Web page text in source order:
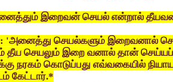
இறைவன் செயல் என்றால்
'அனைத்து செயல்களும் இறைவனால்
தீய செயலும் இறை வனால் தான்
நரகம் கொடுப்பது எவ்வகையில்
கேட்டார்.*